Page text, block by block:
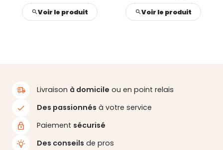
Voir le produit Voir le produit
Livraison à domicile ou en point relais
Des passionnés à votre service
Paiement sécurisé
Des conseils de pros